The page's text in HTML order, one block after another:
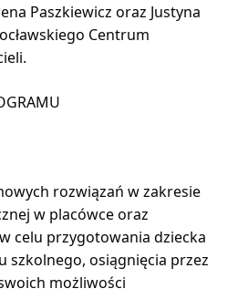
Paszkiewicz oraz Justyna
Centrum
rozwiązań w zakresie
w placówce oraz
celu przygotowania dziecka
szkolnego, osiągnięcia przez
możliwości